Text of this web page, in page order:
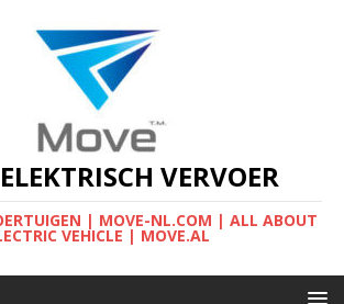
VERVOER
| MOVE-NL.COM | ALL ABOUT
VEHICLE | MOVE.AL